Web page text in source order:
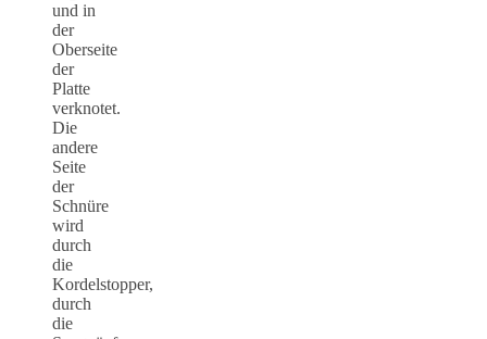
und in
der
Oberseite
der
Platte
verknotet.
Die
andere
Seite
der
Schnüre
wird
durch
die
Kordelstopper,
durch
die